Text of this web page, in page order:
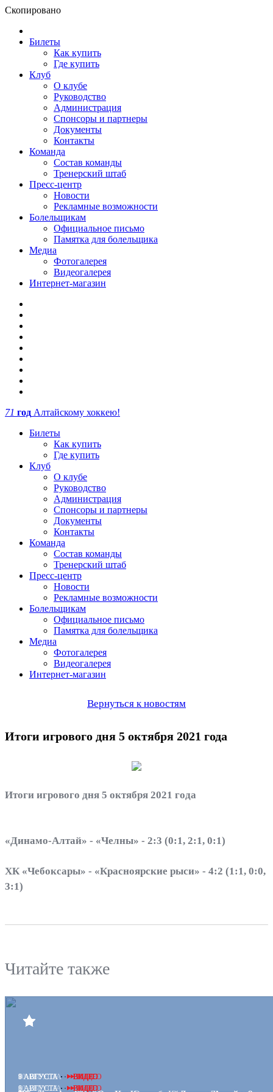
Скопировано
Билеты
Как купить
Где купить
Клуб
О клубе
Руководство
Администрация
Спонсоры и партнеры
Документы
Контакты
Команда
Состав команды
Тренерский штаб
Пресс-центр
Новости
Рекламные возможности
Болельщикам
Официальное письмо
Памятка для болельщика
Медиа
Фотогалерея
Видеогалерея
Интернет-магазин
71 год Алтайскому хоккею!
Билеты
Как купить
Где купить
Клуб
О клубе
Руководство
Администрация
Спонсоры и партнеры
Документы
Контакты
Команда
Состав команды
Тренерский штаб
Пресс-центр
Новости
Рекламные возможности
Болельщикам
Официальное письмо
Памятка для болельщика
Медиа
Фотогалерея
Видеогалерея
Интернет-магазин
Вернуться к новостям
Итоги игрового дня 5 октября 2021 года
Итоги игрового дня 5 октября 2021 года
«Динамо-Алтай» - «Челны» - 2:3 (0:1, 2:1, 0:1)
ХК «Чебоксары» - «Красноярские рыси» - 4:2 (1:1, 0:0,
3:1)
Читайте также
10 АВГУСТА ВИДЕО
10 АВГУСТА ВИДЕО
9 АВГУСТА ВИДЕО
9 АВГУСТА ВИДЕО
9 АВГУСТА ВИДЕО
8 АВГУСТА ВИДЕО
8 АВГУСТА ВИДЕО
8 АВГУСТА ВИДЕО
7 АВГУСТА ВИДЕО
6 АВГУСТА ВИДЕО
Клуб
Интернет-магазин
Противодействие коррупции